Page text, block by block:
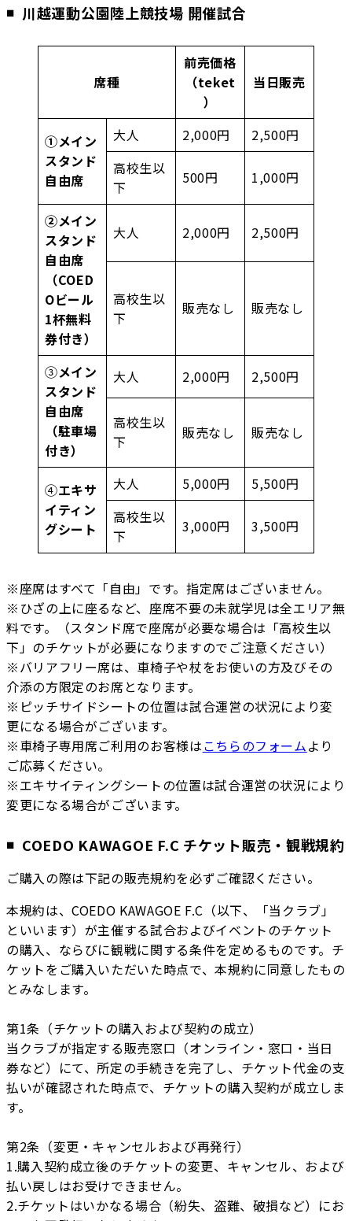
川越運動公園陸上競技場 開催試合
席種
前売価格
（teket
）
当日販売
①メイン
スタンド
自由席
大人 2,000円
2,500円
高校生以
下
500円 1,000円
②メイン
スタンド
自由席
（COED
Oビール
1杯無料
券付き）
大人 2,000円 2,500円
高校生以
下
販売なし 販売なし
③メイン
スタンド
自由席
（駐車場
付き）
大人 2,000円 2,500円
高校生以
下
販売なし 販売なし
④エキサ
イティン
グシート
大人 5,000円
5,500円
高校生以
下
3,000円 3,500円
※座席はすべて「自由」です。指定席はございません。
※ひざの上に座るなど、座席不要の未就学児は全エリア無
料です。（スタンド席で座席が必要な場合は「高校生以
下」のチケットが必要になりますのでご注意ください）
※バリアフリー席は、車椅子や杖をお使いの方及びその
介添の方限定のお席となります。
※ピッチサイドシートの位置は試合運営の状況により変
更になる場合がございます。
※車椅子専用席ご利用のお客様はこちらのフォームより
ご応募ください。
※エキサイティングシートの位置は試合運営の状況により
変更になる場合がございます。
COEDO KAWAGOE F.C チケット販売・観戦規約
ご購入の際は下記の販売規約を必ずご確認ください。
本規約は、COEDO KAWAGOE F.C（以下、「当クラブ」
といいます）が主催する試合およびイベントのチケット
の購入、ならびに観戦に関する条件を定めるものです。チ
ケットをご購入いただいた時点で、本規約に同意したもの
とみなします。
第1条（チケットの購入および契約の成立）
当クラブが指定する販売窓口（オンライン・窓口・当日
券など）にて、所定の手続きを完了し、チケット代金の支
払いが確認された時点で、チケットの購入契約が成立しま
す。
第2条（変更・キャンセルおよび再発行）
1.購入契約成立後のチケットの変更、キャンセル、および
払い戻しはお受けできません。
2.チケットはいかなる場合（紛失、盗難、破損など）にお